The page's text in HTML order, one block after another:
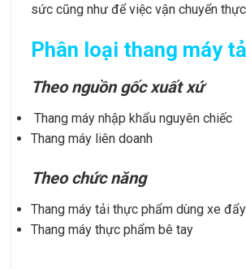
sức cũng như để việc vận chuyển
Phân loại thang máy
Theo nguồn gốc xuất xứ
Thang máy nhập khẩu nguyên chiếc
Thang máy liên doanh
Theo chức năng
Thang máy tải thực phẩm dùng xe đẩy
Thang máy thực phẩm bê tay